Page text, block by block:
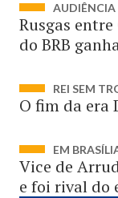
Rusgas
do BRB
REI SEM
O fim da era
EM
Vice de
e foi rival do